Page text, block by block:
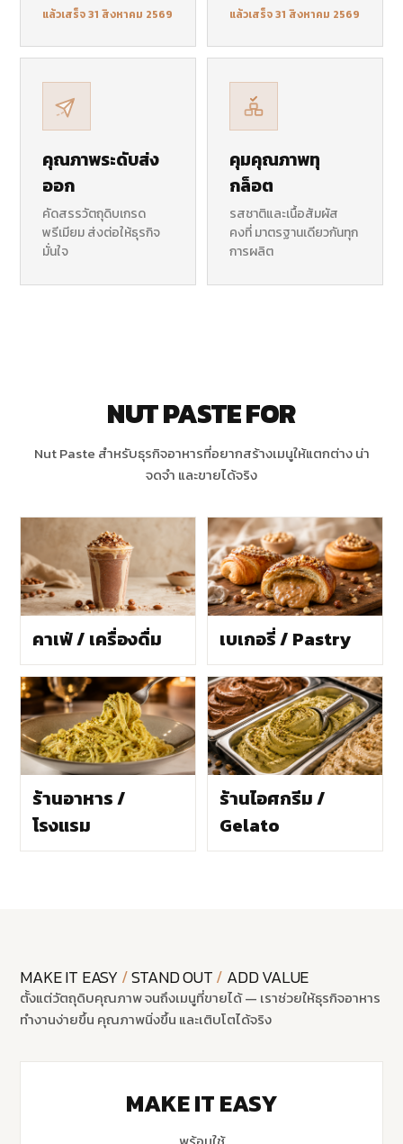
แล้วเสร็จ 31 สิงหาคม 2569 แล้วเสร็จ 31 สิงหาคม 2569
คุณภาพระดับส่ง
ออก
คัดสรรวัตถุดิบเกรด
พรีเมียม ส่งต่อให้ธุรกิจ
มั่นใจ
คุมคุณภาพทุ
กล็อต
รสชาติและเนื้อสัมผัส
คงที่ มาตรฐานเดียวกันทุก
การผลิต
NUT PASTE FOR
Nut Paste สำหรับธุรกิจอาหารที่อยากสร้างเมนูให้แตกต่าง น่า
จดจำ และขายได้จริง
คาเฟ่ / เครื่องดื่ม เบเกอรี่ / Pastry
ร้านอาหาร /
โรงแรม
ร้านไอศกรีม /
Gelato
MAKE IT EASY /STAND OUT/ ADD VALUE
ตั้งแต่วัตถุดิบคุณภาพ จนถึงเมนูที่ขายได้ — เราช่วยให้ธุรกิจอาหาร
ทำงานง่ายขึ้น คุณภาพนิ่งขึ้น และเติบโตได้จริง
MAKE IT EASY